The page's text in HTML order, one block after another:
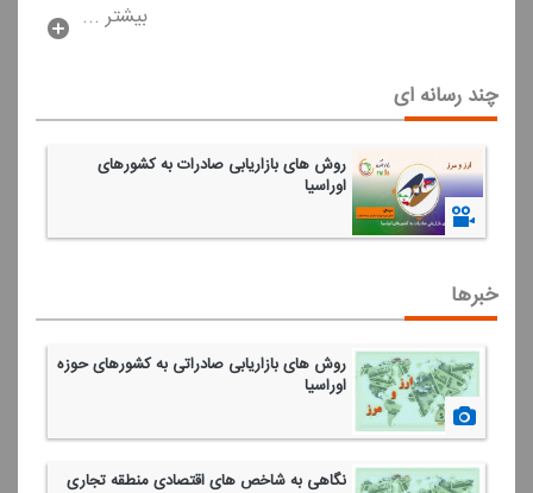
بیشتر ...
چند رسانه ای
روش های بازاریابی صادرات به كشورهای
اوراسیا
1400/02/21
خبرها
روش های بازاریابی صادراتی به كشورهای حوزه
اوراسیا
1400/02/22
نگاهی به شاخص های اقتصادی منطقه تجاری